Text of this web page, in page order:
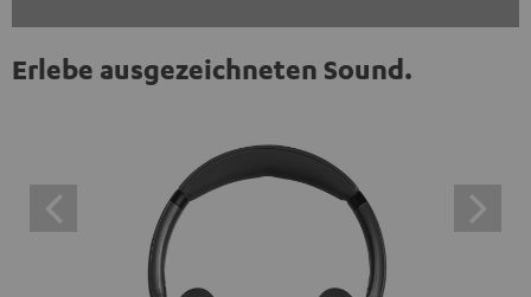
EINMALIG ZUSTIMMEN UND ANZEIGEN
Trustpilot‑Bewertungen sind externe Inhalte. Der
externe Inhalt kann hier mit nur einem Klick angezeigt
werden. Mit dem Anklicken des Inhalts wird zugestimmt,
dass externe Inhalte angezeigt werden. Dabei können
personenbezogene Daten an Drittplattformen
Erlebe ausgezeichneten Sound.